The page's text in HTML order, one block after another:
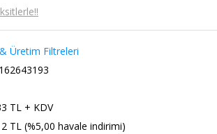
Üretim Filtreleri
TL + KDV
TL (%5,00 havale indirimi)